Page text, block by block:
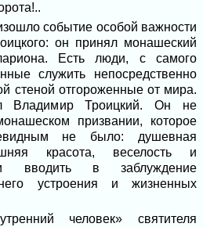
событие особой важности
он принял монашеский
Есть люди, с самого
служить непосредственно
стеной отгороженные от мира.
Владимир Троицкий. Он не
призвании, которое
не было: душевная
красота, веселость и
вводить в заблуждение
устроения и жизненных
человек» святителя